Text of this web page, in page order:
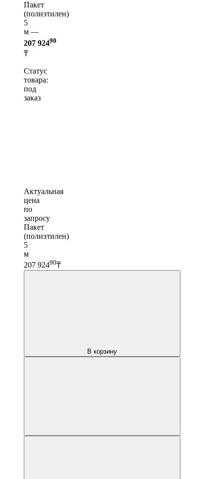
Пакет
(полиэтилен)
5
м —
207 92490
₸
Статус
товара:
под
заказ
Актуальная
цена
по
запросу
Пакет
(полиэтилен)
5
м
207 92490₸
В корзину